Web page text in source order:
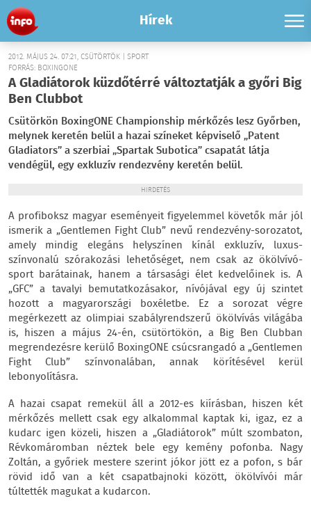
Hírek
2012. MÁJUS 24. 07:21, CSÜTÖRTÖK | SPORT
FORRÁS: BOXINGONE
A Gladiátorok küzdőtérré változtatják a győri Big
Ben Clubbot
Csütörkön BoxingONE Championship mérkőzés lesz Győrben,
melynek keretén belül a hazai színeket képviselő „Patent
Gladiators” a szerbiai „Spartak Subotica” csapatát látja
vendégül, egy exkluzív rendezvény keretén belül.
HIRDETÉS
A profiboksz magyar eseményeit figyelemmel követők már jól
ismerik a „Gentlemen Fight Club” nevű rendezvény-sorozatot,
amely mindig elegáns helyszínen kínál exkluzív, luxus-
színvonalú szórakozási lehetőséget, nem csak az ökölvívó-
sport barátainak, hanem a társasági élet kedvelőinek is. A
„GFC” a tavalyi bemutatkozásakor, nívójával egy új szintet
hozott a magyarországi boxéletbe. Ez a sorozat végre
megérkezett az olimpiai szabályrendszerű ökölvívás világába
is, hiszen a május 24-én, csütörtökön, a Big Ben Clubban
megrendezésre kerülő BoxingONE csúcsrangadó a „Gentlemen
Fight Club” színvonalában, annak körítésével kerül
lebonyolításra.
A hazai csapat remekül áll a 2012-es kiírásban, hiszen két
mérkőzés mellett csak egy alkalommal kaptak ki, igaz, ez a
kudarc igen közeli, hiszen a „Gladiátorok” múlt szombaton,
Révkomáromban néztek bele egy kemény pofonba. Nagy
Zoltán, a győriek mestere szerint jókor jött ez a pofon, s bár
rövid idő van a két csapatbajnoki között, ökölvívói már
túltették magukat a kudarcon.